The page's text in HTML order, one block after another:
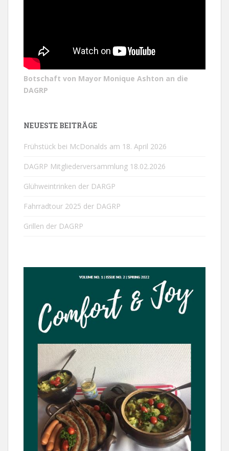
Botschaft von Mayor Monique Ashton an die
DAGRP
NEUESTE BEITRÄGE
Frühstück bei McDonalds am 18. April 2026
DAGRP Mitgliederversammlung 18.02.2026
Glühweintrinken der DARGP
Fahrradtour 2025 der DAGRP
Grillen der DAGRP